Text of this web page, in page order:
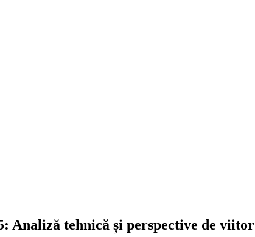
Analiză tehnică și perspective de viitor